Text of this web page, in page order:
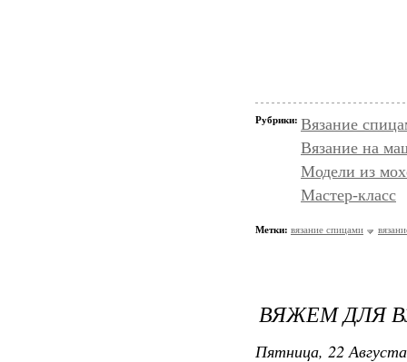
Рубрики: Вязание
Вязание на
Модели из
Мастер-класс
Метки: вязание спицами
ВЯЖЕМ ДЛЯ
Пятница, 22